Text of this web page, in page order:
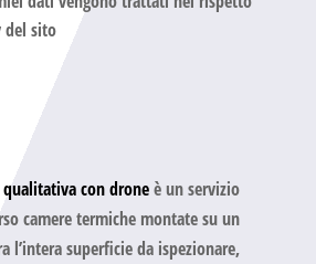
del sito
con droneè un servizio
camere termiche montate su un
l’intera superficie da ispezionare,